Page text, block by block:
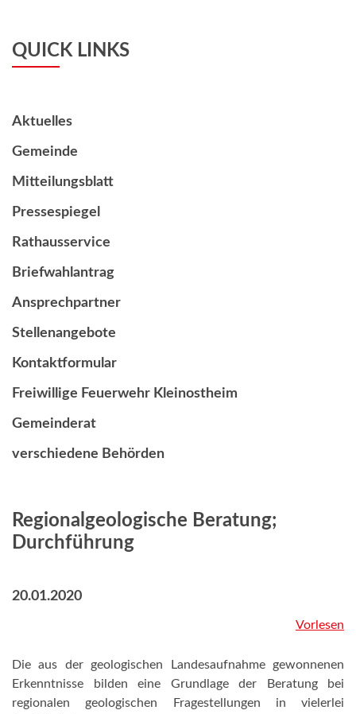
QUICK LINKS
Aktuelles
Gemeinde
Mitteilungsblatt
Pressespiegel
Rathausservice
Briefwahlantrag
Ansprechpartner
Stellenangebote
Kontaktformular
Freiwillige Feuerwehr Kleinostheim
Gemeinderat
verschiedene Behörden
Regionalgeologische Beratung;
Durchführung
20.01.2020
Vorlesen
Die aus der geologischen Landesaufnahme gewonnenen
Erkenntnisse bilden eine Grundlage der Beratung bei
regionalen geologischen Fragestellungen in vielerlei